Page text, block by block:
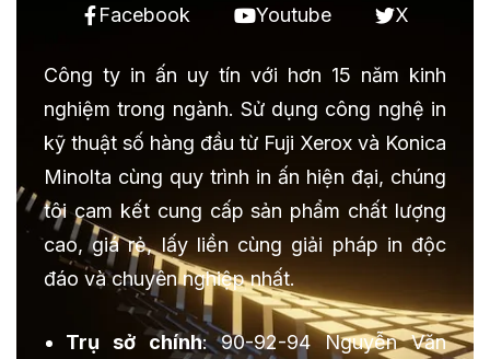
Facebook Youtube X
Công ty in ấn uy tín với hơn 15 năm kinh
nghiệm trong ngành. Sử dụng công nghệ in
kỹ thuật số hàng đầu từ Fuji Xerox và Konica
Minolta cùng quy trình in ấn hiện đại, chúng
tôi cam kết cung cấp sản phẩm chất lượng
cao, giá rẻ, lấy liền cùng giải pháp in độc
đáo và chuyên nghiệp nhất.
Trụ sở chính: 90-92-94 Nguyễn Văn